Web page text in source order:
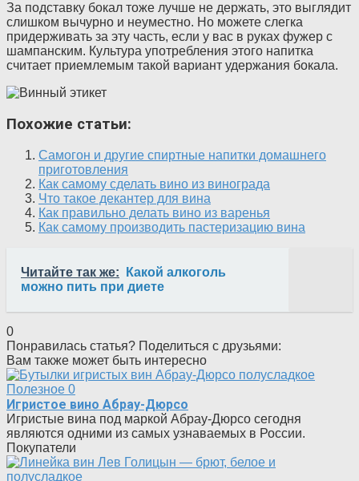
За подставку бокал тоже лучше не держать, это выглядит
слишком вычурно и неуместно. Но можете слегка
придерживать за эту часть, если у вас в руках фужер с
шампанским. Культура употребления этого напитка
считает приемлемым такой вариант удержания бокала.
Похожие статьи:
Самогон и другие спиртные напитки домашнего
приготовления
Как самому сделать вино из винограда
Что такое декантер для вина
Как правильно делать вино из варенья
Как самому производить пастеризацию вина
Читайте так же:
Какой алкоголь
можно пить при диете
0
Понравилась статья? Поделиться с друзьями:
Вам также может быть интересно
Полезное 0
Игристое вино Абрау-Дюрсо
Игристые вина под маркой Абрау-Дюрсо сегодня
являются одними из самых узнаваемых в России.
Покупатели